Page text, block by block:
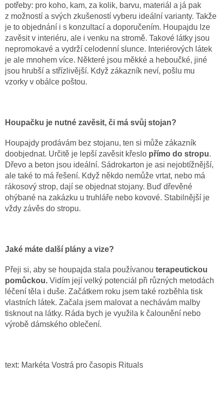
potřeby: pro koho, kam, za kolik, barvu, materiál a já pak
z možností a svých zkušeností vyberu ideální varianty. Takže
je to objednání i s konzultací a doporučením. Houpajdu lze
zavěsit v interiéru, ale i venku na stromě. Takové látky jsou
nepromokavé a vydrží celodenní slunce. Interiérových látek
je ale mnohem více. Některé jsou měkké a heboučké, jiné
jsou hrubší a střízlivější. Když zákazník neví, pošlu mu
vzorky v obálce poštou.
Houpačku je nutné zavěsit, či má svůj stojan?
Houpajdy prodávám bez stojanu, ten si může zákazník
doobjednat. Určitě je lepší zavěsit křeslo přímo do stropu.
Dřevo a beton jsou ideální. Sádrokarton je asi nejobtížnější,
ale také to má řešení. Když někdo nemůže vrtat, nebo má
rákosový strop, dají se objednat stojany. Buď dřevěné
ohýbané na zakázku u truhláře nebo kovové. Stabilnější je
vždy závěs do stropu.
Jaké máte další plány a vize?
Přeji si, aby se houpajda stala používanou terapeutickou
pomůckou. Vidím její velký potenciál při různých metodách
léčení těla i duše. Začátkem roku jsem také rozběhla tisk
vlastních látek. Začala jsem malovat a nechávám malby
tisknout na látky. Ráda bych je využila k čalounění nebo
výrobě dámského oblečení.
text: Markéta Vostrá pro časopis Rituals